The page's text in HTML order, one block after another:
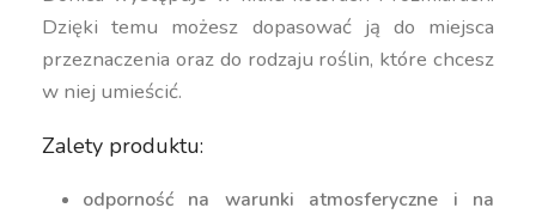
Dzięki temu możesz dopasować ją do miejsca
przeznaczenia oraz do rodzaju roślin, które chcesz
w niej umieścić.
Zalety produktu:
odporność na warunki atmosferyczne i na